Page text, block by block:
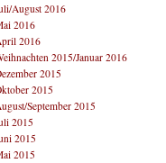
August 2016
2016
2016
2015/Januar 2016
2015
2015
September 2015
2015
2015
2015